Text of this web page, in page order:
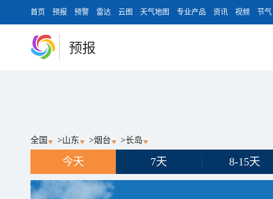
首页 预报 预警 雷达 云图 天气地图 专业产品 资讯 视频 节气
预报
全国 >山东 >烟台 >长岛
今天 7天 8-15天